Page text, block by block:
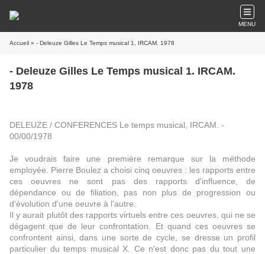
MENU
Accueil » - Deleuze Gilles Le Temps musical 1. IRCAM. 1978
- Deleuze Gilles Le Temps musical 1. IRCAM.
1978
DELEUZE / CONFERENCES Le temps musical, IRCAM. -
00/00/1978
Je voudrais faire une première remarque sur la méthode
employée. Pierre Boulez a choisi cinq oeuvres : les rapports entre
ces oeuvres ne sont pas des rapports d'influence, de
dépendance ou de filiation, pas non plus de progression ou
d'évolution d'une oeuvre à l'autre.
Il y aurait plutôt des rapports virtuels entre ces oeuvres, qui ne se
dégagent que de leur confrontation. Et quand ces oeuvres se
confrontent ainsi, dans une sorte de cycle, se dresse un profil
particulier du temps musical X. Ce n'est donc pas du tout une